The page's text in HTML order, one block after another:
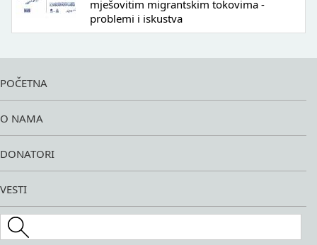
mješovitim migrantskim tokovima -
problemi i iskustva
POČETNA
O NAMA
DONATORI
VESTI
Search this site